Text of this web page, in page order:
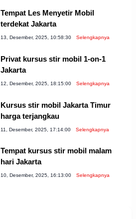
Tempat Les Menyetir Mobil
terdekat Jakarta
13, Desember, 2025, 10:58:30 Selengkapnya
Privat kursus stir mobil 1-on-1
Jakarta
12, Desember, 2025, 18:15:00 Selengkapnya
Kursus stir mobil Jakarta Timur
harga terjangkau
11, Desember, 2025, 17:14:00 Selengkapnya
Tempat kursus stir mobil malam
hari Jakarta
10, Desember, 2025, 16:13:00 Selengkapnya